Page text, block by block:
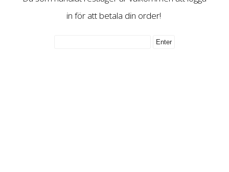
in för att betala din order!